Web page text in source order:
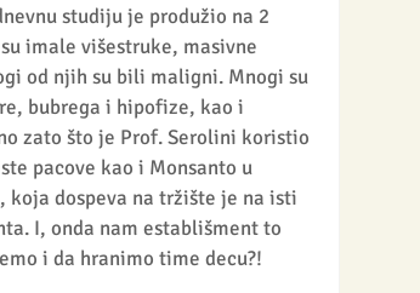
studiju je produžio na 2
imale višestruke, masivne
od njih su bili maligni. Mnogi su
bubrega i hipofize, kao i
zato što je Prof. Serolini koristio
pacove kao i Monsanto u
dospeva na tržište je na isti
I, onda nam establišment to
i da hranimo time decu?!